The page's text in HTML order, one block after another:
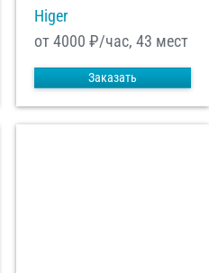
Higer
от 4000 ₽/час, 43 мест
Заказать
данных